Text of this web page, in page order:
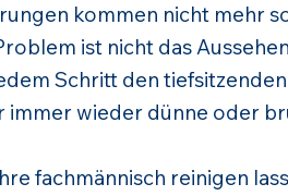
kommen nicht mehr
ist nicht das
Schritt den
wieder dünne oder
fachmännisch reinigen